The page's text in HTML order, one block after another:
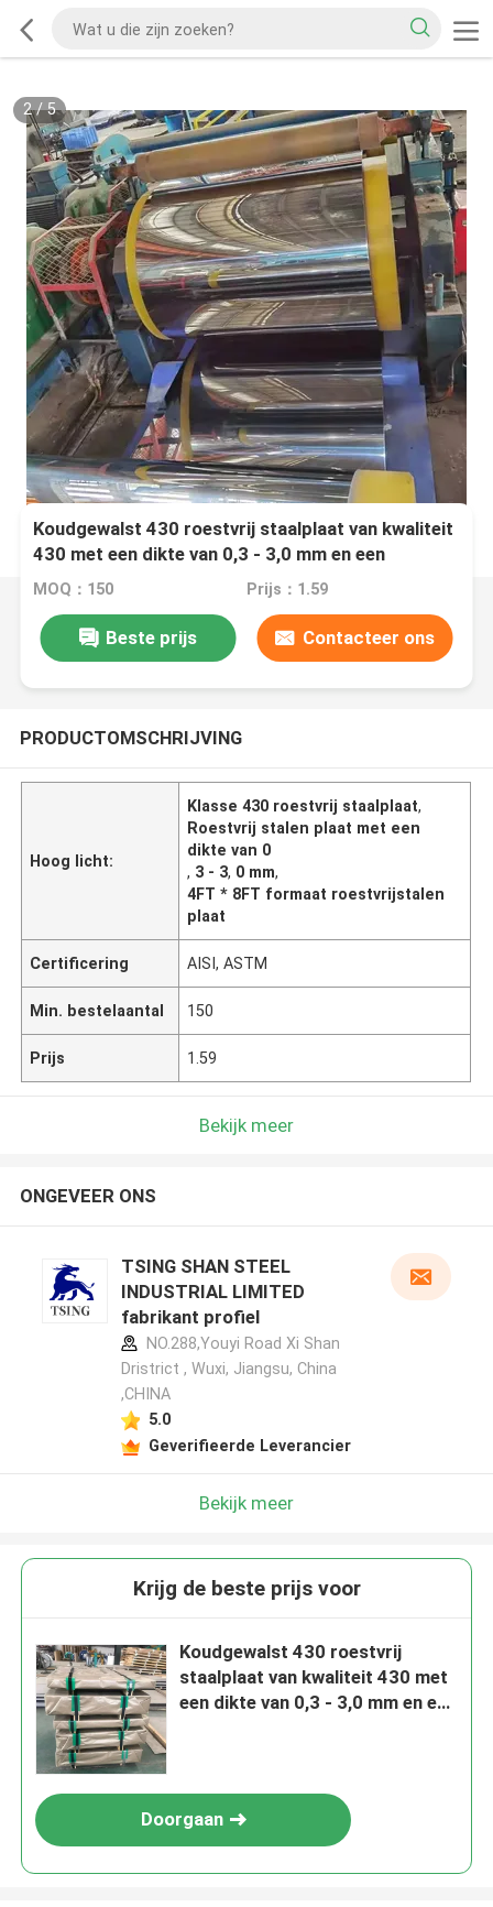
2/5
Koudgewalst 430 roestvrij staalplaat van kwaliteit
430 met een dikte van 0,3 - 3,0 mm en een
afmeting van 4 ft*8 ft door TISCO JISCO
MOQ：150 Prijs：1.59
Beste prijs Contacteer ons
PRODUCTOMSCHRIJVING
Hoog licht:
Klasse 430 roestvrij staalplaat,
Roestvrij stalen plaat met een
dikte van 0
, 3 - 3, 0 mm,
4FT * 8FT formaat roestvrijstalen
plaat
Certificering AISI, ASTM
Min. bestelaantal 150
Prijs 1.59
Bekijk meer
ONGEVEER ONS
TSING SHAN STEEL
INDUSTRIAL LIMITED
fabrikant profiel
NO.288,Youyi Road Xi Shan
Dristrict , Wuxi, Jiangsu, China
,CHINA
5.0
Geverifieerde Leverancier
Bekijk meer
Krijg de beste prijs voor
Koudgewalst 430 roestvrij
staalplaat van kwaliteit 430 met
een dikte van 0,3 - 3,0 mm en een
Doorgaan